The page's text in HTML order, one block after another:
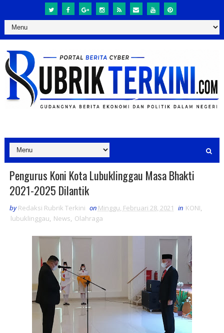
Pengurus Koni Kota Lubuklinggau Masa Bhakti
2021-2025 Dilantik
by Redaksi Rubrik Terkini on Minggu, Februari 28, 2021 in KONI,
lubuklinggau, News, Olahraga